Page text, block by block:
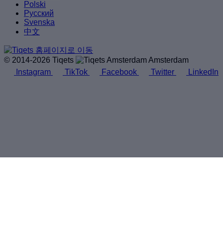
Polski
Русский
Svenska
中文
© 2014-2026 Tiqets
Amsterdam
Instagram
TikTok Facebook Twitter LinkedIn